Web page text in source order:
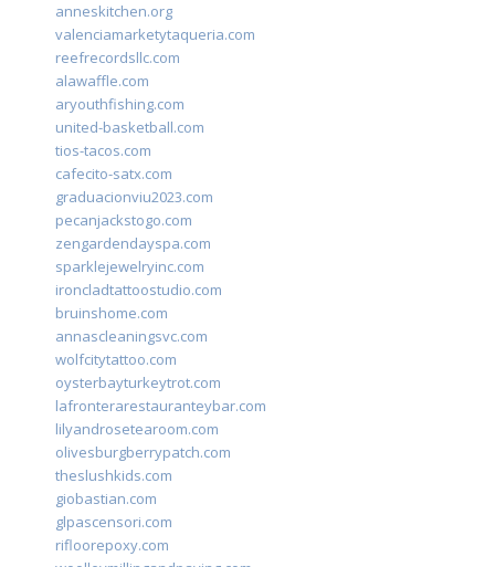
anneskitchen.org
valenciamarketytaqueria.com
reefrecordsllc.com
alawaffle.com
aryouthfishing.com
united-basketball.com
tios-tacos.com
cafecito-satx.com
graduacionviu2023.com
pecanjackstogo.com
zengardendayspa.com
sparklejewelryinc.com
ironcladtattoostudio.com
bruinshome.com
annascleaningsvc.com
wolfcitytattoo.com
oysterbayturkeytrot.com
lafronterarestauranteybar.com
lilyandrosetearoom.com
olivesburgberrypatch.com
theslushkids.com
giobastian.com
glpascensori.com
rifloorepoxy.com